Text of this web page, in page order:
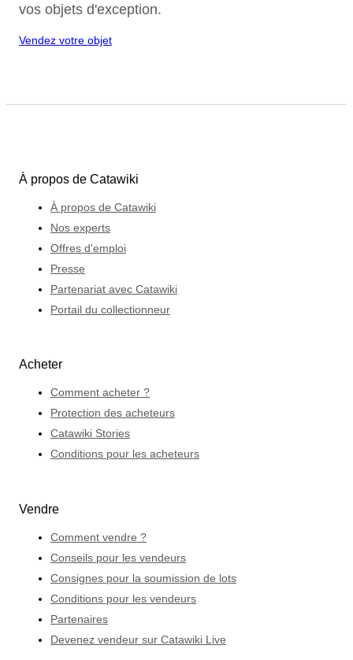
vos objets d'exception.
Vendez votre objet
À propos de Catawiki
À propos de Catawiki
Nos experts
Offres d'emploi
Presse
Partenariat avec Catawiki
Portail du collectionneur
Acheter
Comment acheter ?
Protection des acheteurs
Catawiki Stories
Conditions pour les acheteurs
Vendre
Comment vendre ?
Conseils pour les vendeurs
Consignes pour la soumission de lots
Conditions pour les vendeurs
Partenaires
Devenez vendeur sur Catawiki Live